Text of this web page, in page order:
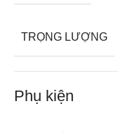
TRỌNG LƯỢNG
Phụ kiện